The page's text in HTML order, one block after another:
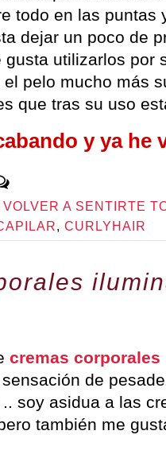
todo en las
dejar un poco de
utilizarlos por
pelo mucho más
que tras su uso
y ya
VOLVER A SENTIRTE
, CURLYHAIR
cremas corporales
de
soy asidua a las
también me